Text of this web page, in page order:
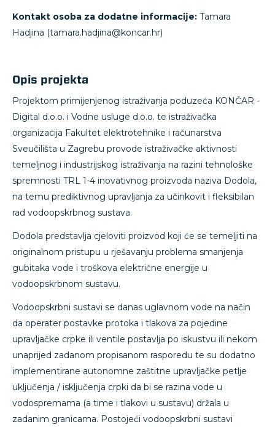
Kontakt osoba za dodatne informacĳe: Tamara
Hadjina (tamara.hadjina@koncar.hr)
Opis projekta
Projektom primijenjenog istraživanja poduzeća KONČAR -
Digital d.o.o. i Vodne usluge d.o.o. te istraživačka
organizacija Fakultet elektrotehnike i računarstva
Sveučilišta u Zagrebu provode istraživačke aktivnosti
temeljnog i industrijskog istraživanja na razini tehnološke
spremnosti TRL 1-4 inovativnog proizvoda naziva Dodola,
na temu prediktivnog upravljanja za učinkovit i fleksibilan
rad vodoopskrbnog sustava.
Dodola predstavlja cjeloviti proizvod koji će se temeljiti na
originalnom pristupu u rješavanju problema smanjenja
gubitaka vode i troškova električne energije u
vodoopskrbnom sustavu.
Vodoopskrbni sustavi se danas uglavnom vode na način
da operater postavke protoka i tlakova za pojedine
upravljačke crpke ili ventile postavlja po iskustvu ili nekom
unaprijed zadanom propisanom rasporedu te su dodatno
implementirane autonomne zaštitne upravljačke petlje
uključenja / isključenja crpki da bi se razina vode u
vodospremama (a time i tlakovi u sustavu) držala u
zadanim granicama. Postojeći vodoopskrbni sustavi